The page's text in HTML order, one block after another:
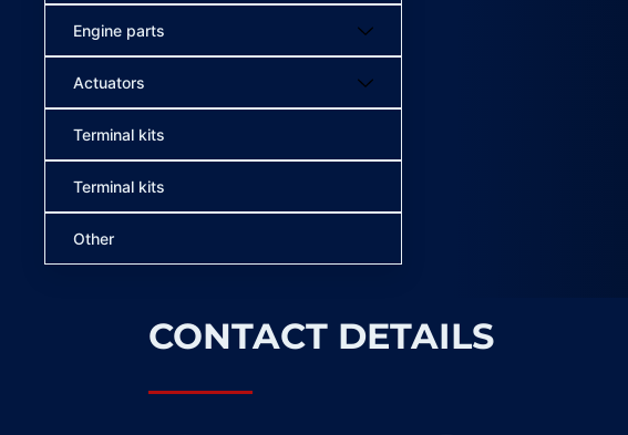
Engine parts
Actuators
Terminal kits
Terminal kits
Other
CONTACT DETAILS